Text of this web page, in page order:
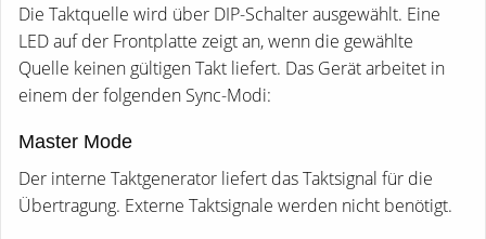
Die Taktquelle wird über DIP-Schalter ausgewählt. Eine
LED auf der Frontplatte zeigt an, wenn die gewählte
Quelle keinen gültigen Takt liefert. Das Gerät arbeitet in
einem der folgenden Sync-Modi:
Master Mode
Der interne Taktgenerator liefert das Taktsignal für die
Übertragung. Externe Taktsignale werden nicht benötigt.